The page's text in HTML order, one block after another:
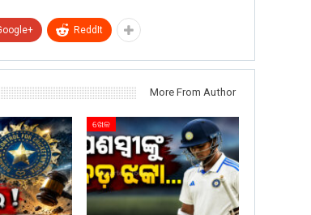
ReddIt
More From Author
ଖେଳ